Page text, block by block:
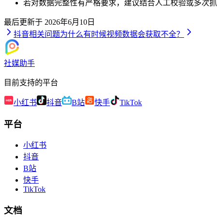
若对数据完整性有严格要求，建议结合人工校验或多次
最后更新于 2026年6月10日
抖音相关问题为什么有时候视频数据会获取不全？
社媒助手
目前支持的平台
小红书 抖音 B站 快手 TikTok
平台
小红书
抖音
B站
快手
TikTok
文档